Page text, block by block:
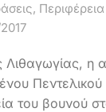
, Περιφέρεια
η
του βουνού